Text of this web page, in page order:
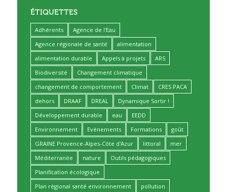
ÉTIQUETTES
Adhérents
Agence de l'Eau
Agence régionale de santé
alimentation
alimentation durable
Appels à projets
ARS
Biodiversité
Changement climatique
changement de comportement
Climat
CRES PACA
dehors
DRAAF DREAL
Dynamique Sortir !
Développement durable
eau
EEDD
Environnement
Evènements Formations
goût
GRAINE Provence-Alpes-Côte d'Azur
littoral
mer
Méditerranée
nature
Outils pédagogiques
Planification écologique
Plan régional santé environnement
pollution